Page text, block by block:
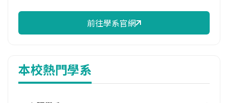
113學年度上學期
修輔系人數
113學年度上學期
前往學系官網
本校熱門學系